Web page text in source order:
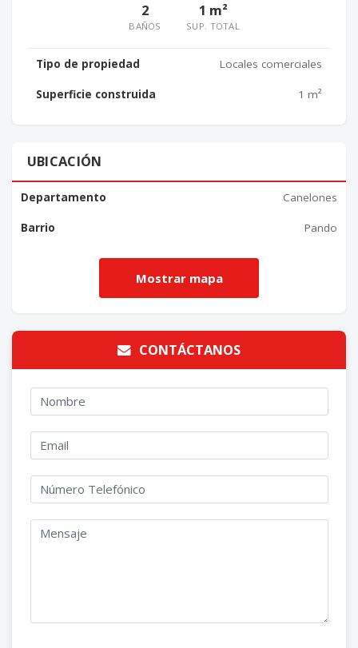
2
BAÑOS
1 m²
SUP. TOTAL
Tipo de propiedad Locales comerciales
Superficie construida 1 m²
UBICACIÓN
Departamento Canelones
Barrio Pando
CONTÁCTANOS